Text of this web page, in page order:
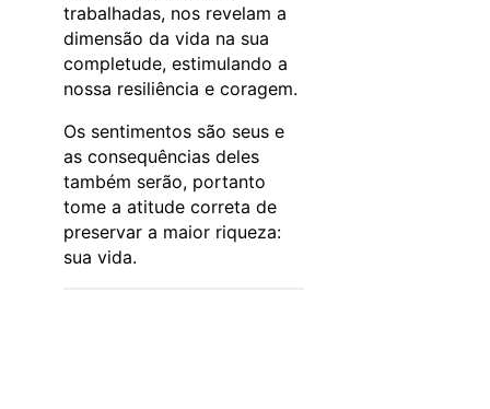
trabalhadas, nos revelam a
dimensão da vida na sua
completude, estimulando a
nossa resiliência e coragem.
Os sentimentos são seus e
as consequências deles
também serão, portanto
tome a atitude correta de
preservar a maior riqueza:
sua vida.